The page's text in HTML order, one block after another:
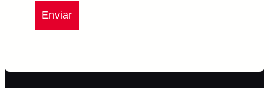
Enviar